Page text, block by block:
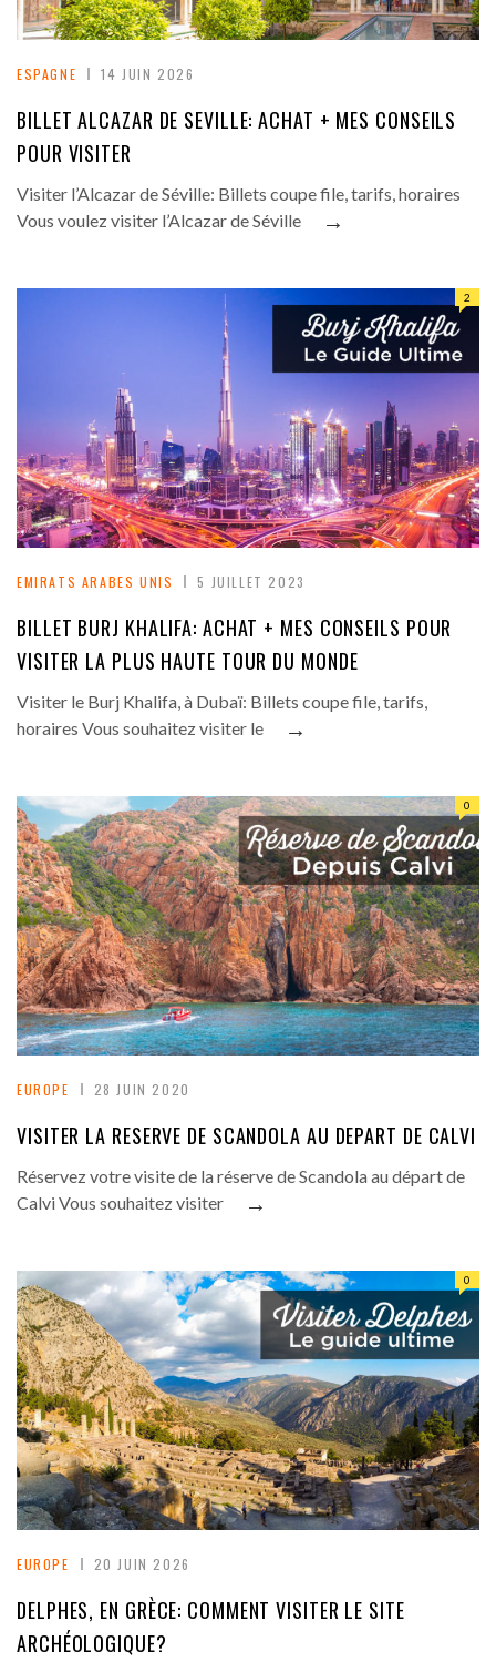
ESPAGNE 14 JUIN 2026
BILLET ALCAZAR DE SEVILLE: ACHAT + MES CONSEILS
POUR VISITER
Visiter l’Alcazar de Séville: Billets coupe file, tarifs, horaires
Vous voulez visiter l’Alcazar de Séville
→
EMIRATS ARABES UNIS 5 JUILLET 2023
2
BILLET BURJ KHALIFA: ACHAT + MES CONSEILS POUR
VISITER LA PLUS HAUTE TOUR DU MONDE
Visiter le Burj Khalifa, à Dubaï: Billets coupe file, tarifs,
horaires Vous souhaitez visiter le
→
EUROPE 28 JUIN 2020
0
VISITER LA RESERVE DE SCANDOLA AU DEPART DE CALVI
Réservez votre visite de la réserve de Scandola au départ de
Calvi Vous souhaitez visiter
→
EUROPE 20 JUIN 2026
0
DELPHES, EN GRÈCE: COMMENT VISITER LE SITE
ARCHÉOLOGIQUE?